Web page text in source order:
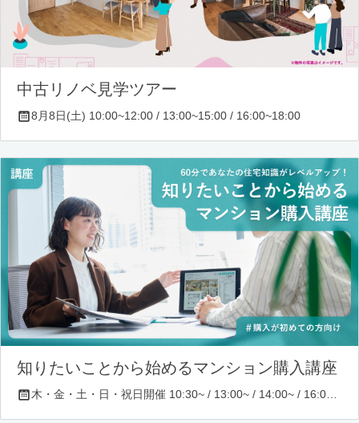
中古リノベ見学ツアー
8月8日(土) 10:00~12:00 / 13:00~15:00 / 16:00~18:00
知りたいことから始めるマンション購入講座
木・金・土・日・祝日開催 10:30~ / 13:00~ / 14:00~ / 16:00~ / 17:00~/ 18:30~/ 19:30~